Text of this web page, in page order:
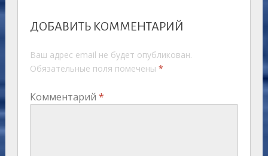
ДОБАВИТЬ КОММЕНТАРИЙ
Ваш адрес email не будет опубликован.
Обязательные поля помечены *
Комментарий *